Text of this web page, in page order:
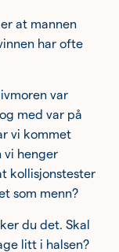
at mannen
har ofte
var
med var på
vi kommet
vi henger
kollisjonstester
som menn?
du det. Skal
litt i halsen?